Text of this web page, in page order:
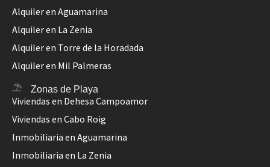
Alquiler en Aguamarina
Alquiler en La Zenia
Alquiler en Torre de la Horadada
Alquiler en Mil Palmeras
Zonas de Playa
Viviendas en Dehesa Campoamor
Viviendas en Cabo Roig
Inmobiliaria en Aguamarina
Inmobiliaria en La Zenia